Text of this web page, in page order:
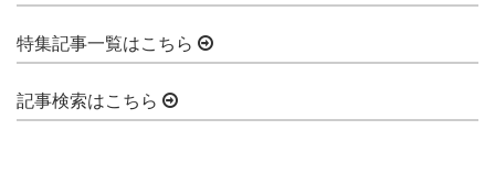
特集記事一覧はこちら
記事検索はこちら